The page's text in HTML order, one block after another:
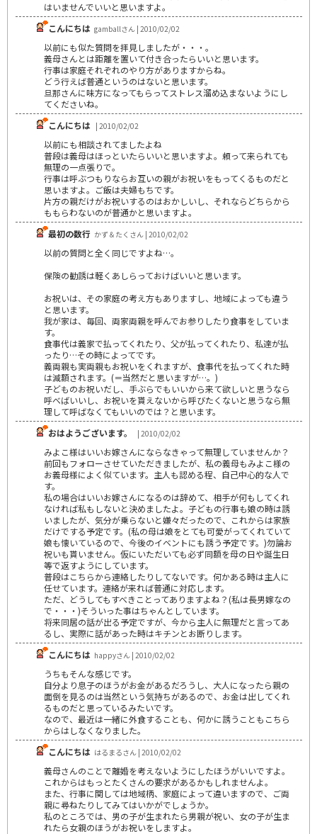
はいませんでいいと思いますよ。
こんにちは gamballさん | 2010/02/02
以前にも似た質問を拝見しましたが・・・。
義母さんとは距離を置いて付き合ったらいいと思います。
行事は家庭それぞれのやり方がありますからね。
どう行えば普通というのはないと思います。
旦那さんに味方になってもらってストレス溜め込まないようにし
てくださいね。
こんにちは | 2010/02/02
以前にも相談されてましたよね
普段は義母はほっといたらいいと思いますよ。頼って来られても
無理の一点張りで。
行事は呼ぶつもりならお互いの親がお祝いをもってくるものだと
思いますよ。ご飯は夫婦もちです。
片方の親だけがお祝いするのはおかしいし、それならどちらから
ももらわないのが普通かと思いますよ。
最初の数行 かず＆たくさん | 2010/02/02
以前の質問と全く同じですよね…。
保険の勧誘は軽くあしらっておけばいいと思います。
お祝いは、その家庭の考え方もありますし、地域によっても違う
と思います。
我が家は、毎回、両家両親を呼んでお参りしたり食事をしていま
す。
食事代は義家で払ってくれたり、父が払ってくれたり、私達が払
ったり…その時によってです。
義両親も実両親もお祝いをくれますが、食事代を払ってくれた時
は減額されます。(＝当然だと思いますが…。)
子どものお祝いだし、手ぶらでもいいから来て欲しいと思うなら
呼べばいいし、お祝いを貰えないから呼びたくないと思うなら無
理して呼ばなくてもいいのでは？と思います。
おはようございます。
| 2010/02/02
みよこ様はいいお嫁さんにならなきゃって無理していませんか？
前回もフォローさせていただきましたが、私の義母もみよこ様の
お義母様によく似ています。主人も認める程、自己中心的な人で
す。
私の場合はいいお嫁さんになるのは辞めて、相手が何もしてくれ
なければ私もしないと決めましたよ。子どもの行事も娘の時は誘
いましたが、気分が乗らないと嫌々だったので、これからは家族
だけでする予定です。(私の母は娘をとても可愛がってくれていて
娘も懐いているので、今後のイベントにも誘う予定です。)勿論お
祝いも貰いません。仮にいただいても必ず同額を母の日や誕生日
等で返すようにしています。
普段はこちらから連絡したりしてないです。何かある時は主人に
任せています。連絡が来れば普通に対応します。
ただ、どうしてもすべきことってありますよね？(私は長男嫁なの
で・・・)そういった事はちゃんとしています。
将来同居の話が出る予定ですが、今から主人に無理だと言ってあ
るし、実際に話があった時はキチンとお断りします。
こんにちは happyさん | 2010/02/02
うちもそんな感じです。
自分より息子のほうがお金があるだろうし、大人になったら親の
面倒を見るのは当然という気持ちがあるので、お金は出してくれ
るものだと思っているみたいです。
なので、最近は一緒に外食することも、何かに誘うこともこちら
からはしなくなりました。
こんにちは はるまるさん | 2010/02/02
義母さんのことで離婚を考えないようにしたほうがいいですよ。
これからはもっとたくさんの要求があるかもしれませんよ。
また、行事に関しては地域柄、家庭によって違いますので、ご両
親に尋ねたりしてみてはいかがでしょうか。
私のところでは、男の子が生まれたら男親が祝い、女の子が生ま
れたら女親のほうがお祝いをしますよ。